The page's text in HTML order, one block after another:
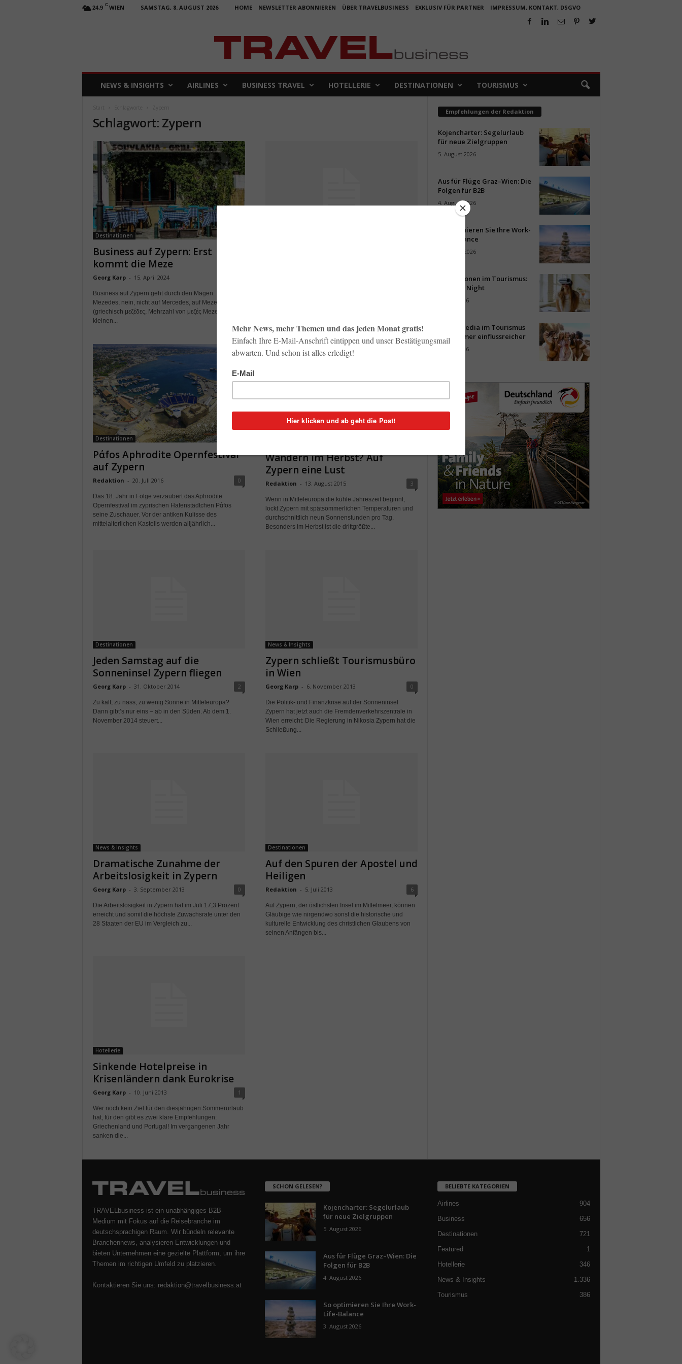
24.9 C WIEN SAMSTAG, 8. AUGUST 2026 HOME NEWSLETTER ABONNIEREN ÜBER TRAVELBUSINESS EXKLUSIV FÜR PARTNER IMPRESSUM, KONTAKT, DSGVO
A
NEWS & INSIGHTS AIRLINES BUSINESS TRAVEL HOTELLERIE DESTINATIONEN TOURISMUS
Schlagwort: Zypern
Destinationen
Business auf Zypern: Erst
kommt die Meze
Georg Karp - 15. April 2024
Business auf Zypern geht durch den Magen. Lust auf
Mezedes, nein, nicht auf Mercedes, auf Mezedes
(griechisch μεζέδες, Mehrzahl von μεζές Mezes), diese
kleinen...
Destinationen
Pάfos Aphrodite Opernfestival
auf Zypern
Redaktion - 20. Juli 2016 0
Das 18. Jahr in Folge verzaubert das Aphrodite
Opernfestival im zyprischen Hafenstädtchen Pάfos
seine Zuschauer. Vor der antiken Kulisse des
mittelalterlichen Kastells werden alljährlich...
Wandern im Herbst? Auf
Zypern eine Lust
Redaktion - 13. August 2015 3
Wenn in Mitteleuropa die kühle Jahreszeit beginnt,
lockt Zypern mit spätsommerlichen Temperaturen und
durchschnittlich neun Sonnenstunden pro Tag.
Besonders im Herbst ist die drittgrößte...
Destinationen
Jeden Samstag auf die
Sonneninsel Zypern fliegen
Georg Karp - 31. Oktober 2014 2
Zu kalt, zu nass, zu wenig Sonne in Mitteleuropa?
Dann gibt’s nur eins – ab in den Süden. Ab dem 1.
November 2014 steuert...
News & Insights
Zypern schließt Tourismusbüro
in Wien
Georg Karp - 6. November 2013 0
Die Politik- und Finanzkrise auf der Sonneninsel
Zypern hat jetzt auch die Fremdenverkehrszentrale in
Wien erreicht: Die Regierung in Nikosia Zypern hat die
Schließung...
News & Insights
Dramatische Zunahme der
Arbeitslosigkeit in Zypern
Georg Karp - 3. September 2013 0
Die Arbeitslosigkeit in Zypern hat im Juli 17,3 Prozent
erreicht und somit die höchste Zuwachsrate unter den
28 Staaten der EU im Vergleich zu...
Destinationen
Auf den Spuren der Apostel und
Heiligen
Redaktion - 5. Juli 2013 6
Auf Zypern, der östlichsten Insel im Mittelmeer, können
Gläubige wie nirgendwo sonst die historische und
kulturelle Entwicklung des christlichen Glaubens von
seinen Anfängen bis...
Hotellerie
Sinkende Hotelpreise in
Krisenländern dank Eurokrise
Georg Karp - 10. Juni 2013 1
Wer noch kein Ziel für den diesjährigen Sommerurlaub
hat, für den gibt es zwei klare Empfehlungen:
Griechenland und Portugal! Im vergangenen Jahr
sanken die...
Empfehlungen der Redaktion
Kojencharter: Segelurlaub
für neue Zielgruppen
5. August 2026
Aus für Flüge Graz–Wien: Die
Folgen für B2B
4. August 2026
So optimieren Sie Ihre Work-
Life-Balance
3. August 2026
Innovationen im Tourismus:
Start-up Night
31. Juli 2026
Social Media im Tourismus
wird immer einflussreicher
30. Juli 2026
TRAVELbusiness ist ein unabhängiges B2B-
Medium mit Fokus auf die Reisebranche im
deutschsprachigen Raum. Wir bündeln relevante
Branchennews, analysieren Entwicklungen und
bieten Unternehmen eine gezielte Plattform, um ihre
Themen im richtigen Umfeld zu platzieren.
Kontaktieren Sie uns: redaktion@travelbusiness.at
SCHON GELESEN?
Kojencharter: Segelurlaub
für neue Zielgruppen
5. August 2026
Aus für Flüge Graz–Wien: Die
Folgen für B2B
4. August 2026
So optimieren Sie Ihre Work-
Life-Balance
3. August 2026
BELIEBTE KATEGORIEN
Airlines
904
Business
656
Destinationen
721
Featured
1
Hotellerie
346
News & Insights
1.336
Tourismus
386